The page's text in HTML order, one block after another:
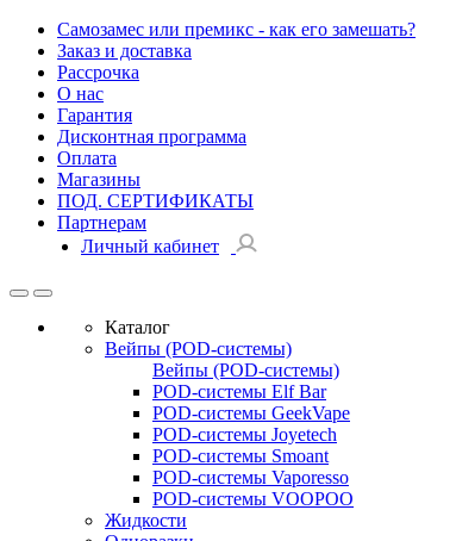
Самозамес или премикс - как его замешать?
Заказ и доставка
Рассрочка
О нас
Гарантия
Дисконтная программа
Оплата
Магазины
ПОД. СЕРТИФИКАТЫ
Партнерам
Личный кабинет
Каталог
Вейпы (POD-системы)
Вейпы (POD-системы)
POD-системы Elf Bar
POD-системы GeekVape
POD-системы Joyetech
POD-системы Smoant
POD-системы Vaporesso
POD-системы VOOPOO
Жидкости